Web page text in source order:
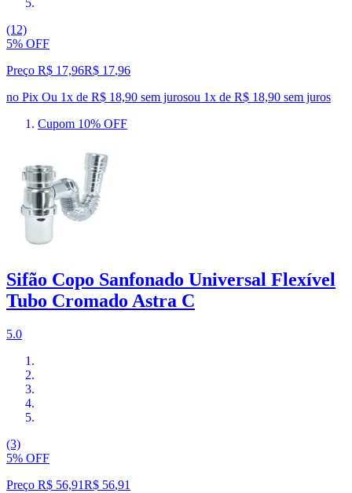
(12)
5% OFF
Preço R$ 17,96R$ 17,96
no Pix Ou 1x de R$ 18,90 sem jurosou 1x de R$ 18,90 sem juros
Cupom 10% OFF
Sifão Copo Sanfonado Universal Flexível
Tubo Cromado Astra C
5.0
(3)
5% OFF
Preço R$ 56,91R$ 56,91